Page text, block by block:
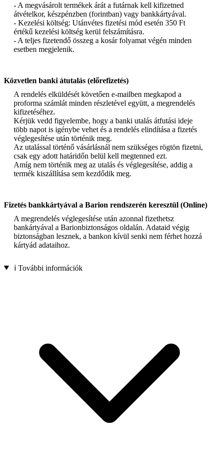
- A megvásárolt termékek árát a futárnak kell kifizetned
átvételkor, készpénzben (forintban) vagy bankkártyával.
- Kezelési költség: Utánvétes fizetési mód esetén 350 Ft
értékű kezelési költség kerül felszámításra.
- A teljes fizetendő összeg a kosár folyamat végén minden
esetben megjelenik.
Közvetlen banki átutalás (előrefizetés)
A rendelés elküldését követően e-mailben megkapod a
proforma számlát minden részletével együtt, a megrendelés
kifizetéséhez.
Kérjük vedd figyelembe, hogy a banki utalás átfutási ideje
több napot is igénybe vehet és a rendelés elindítása a fizetés
véglegesítése után történik meg.
Az utalással történő vásárlásnál nem szükséges rögtön fizetni,
csak egy adott határidőn belül kell megtenned ezt.
Amíg nem történik meg az utalás és véglegesítése, addig a
termék kiszállítása sem kezdődik meg.
Fizetés bankkártyával a Barion rendszerén keresztül (Online)
A megrendelés véglegesítése után azonnal fizethetsz
bankártyával a Barionbiztonságos oldalán. Adataid végig
biztonságban lesznek, a bankon kívül senki nem férhet hozzá
kártyád adataihoz.
ℹ️ További információk